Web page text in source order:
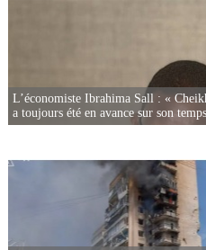
L’économiste Ibrahima Sall : «
a toujours été en avance sur son